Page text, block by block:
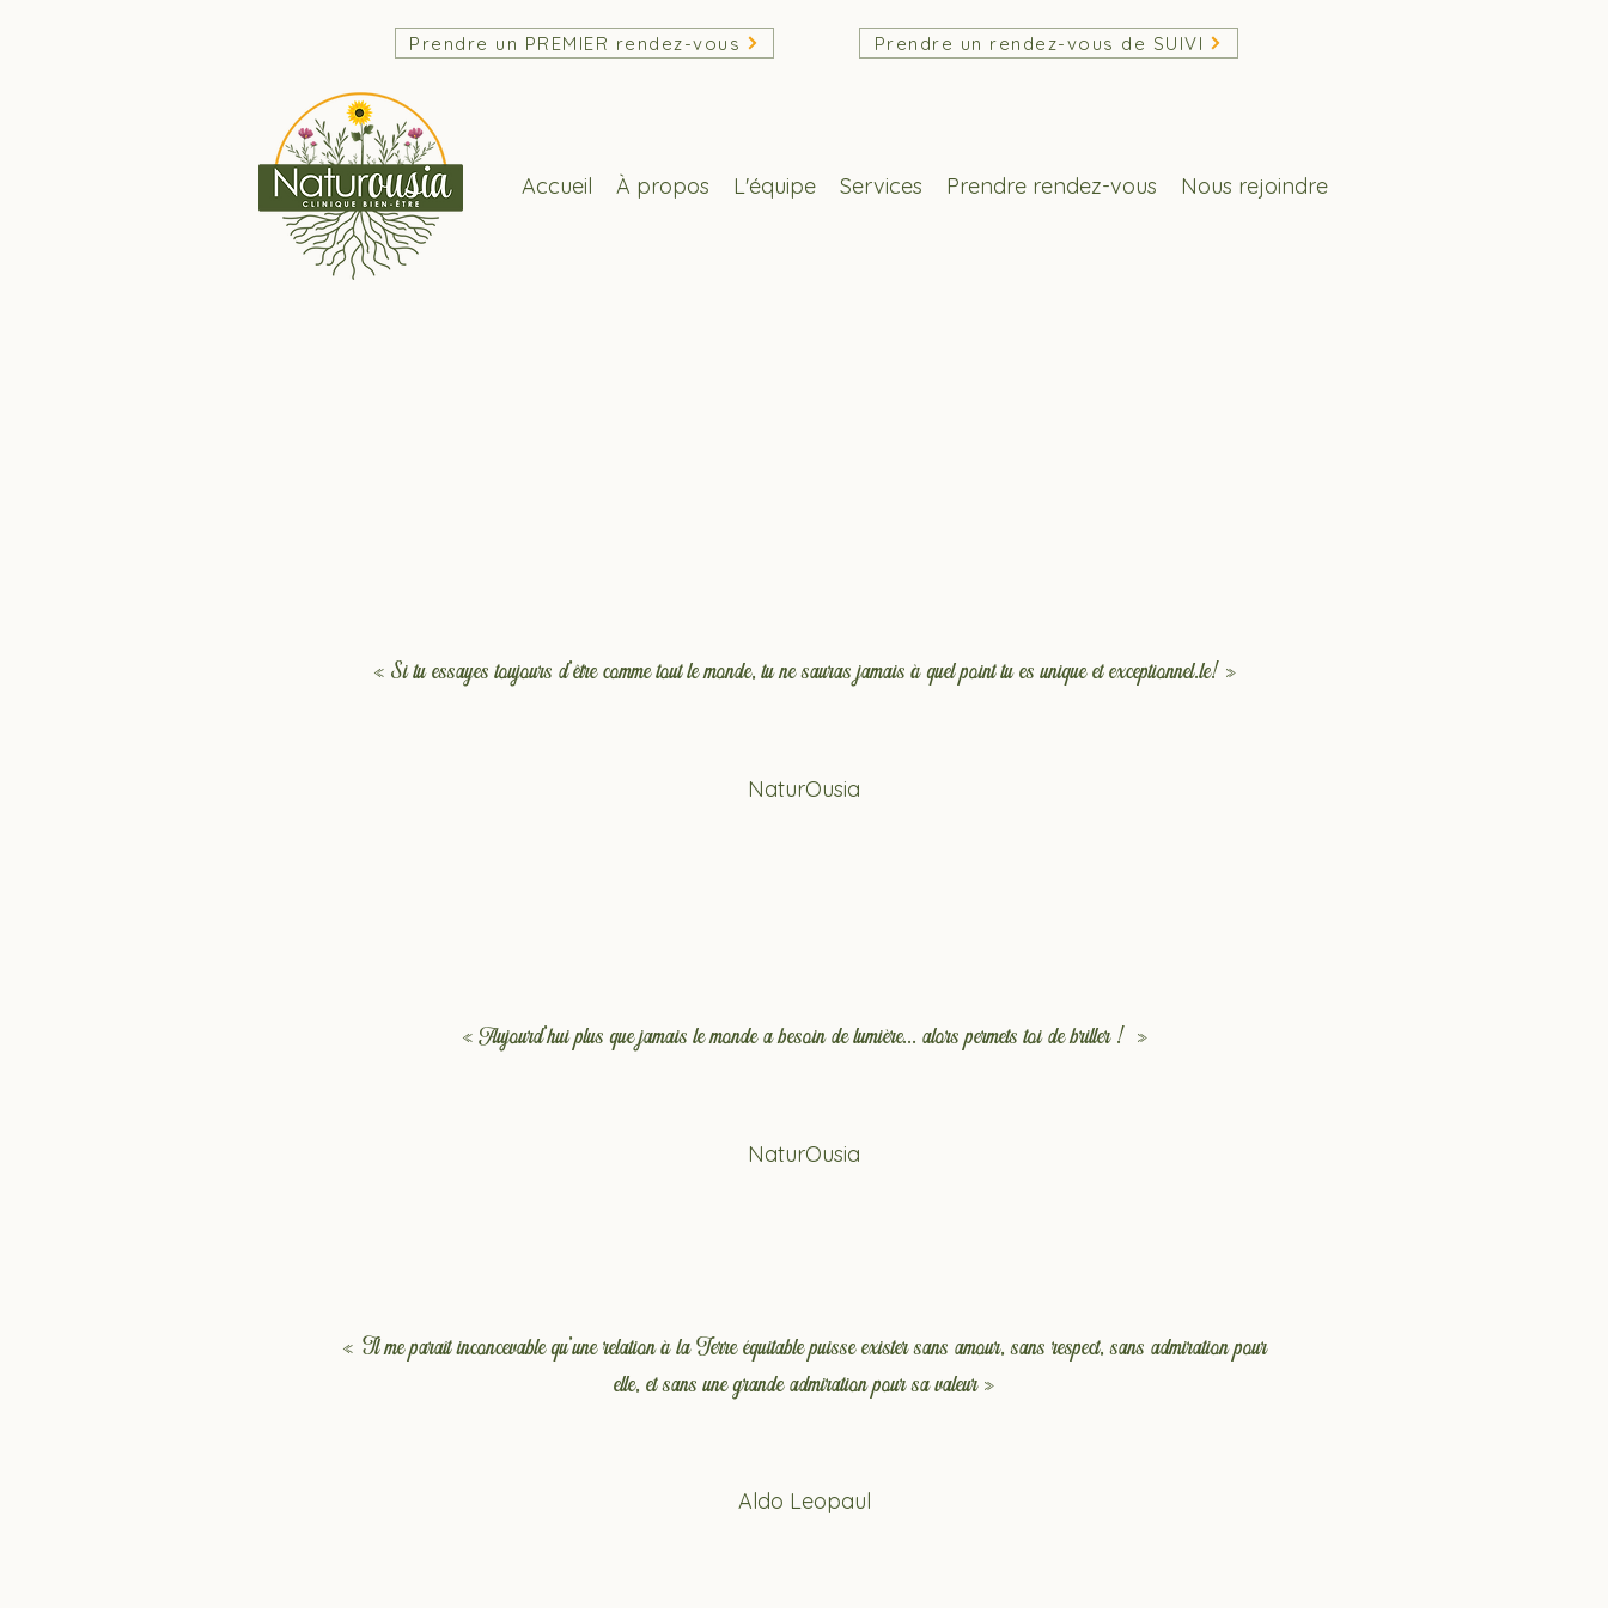
Prendre un PREMIER rendez-vous Prendre un rendez-vous de SUIVI
Accueil À propos L'équipe Services Prendre rendez-vous Nous rejoindre
« Si tu essayes toujours d'être comme tout le monde, tu ne sauras jamais à quel point tu es unique et exceptionnel.le! »
NaturOusia
« Aujourd'hui plus que jamais le monde a besoin de lumière... alors permets toi de briller ! »
NaturOusia
« Il me paraît inconcevable qu'une relation à la Terre équitable puisse exister sans amour, sans respect, sans admiration pour
elle, et sans une grande admiration pour sa valeur »
Aldo Leopaul